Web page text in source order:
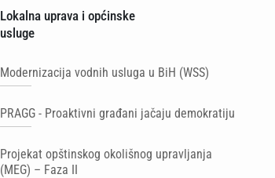
Lokalna uprava i općinske
usluge
Modernizacija vodnih usluga u BiH (WSS)
PRAGG - Proaktivni građani jačaju demokratiju
Projekat opštinskog okolišnog upravljanja
(MEG) – Faza II